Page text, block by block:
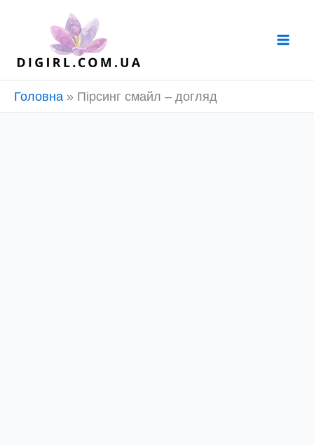
Головна » Пірсинг смайл – догляд